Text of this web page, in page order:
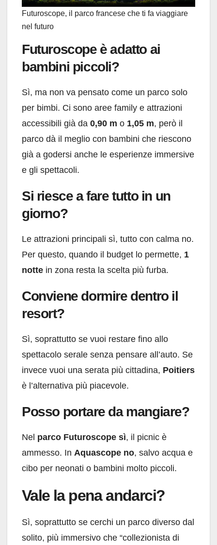
Futuroscope, il parco francese che ti fa viaggiare
nel futuro
Futuroscope è adatto ai
bambini piccoli?
Sì, ma non va pensato come un parco solo
per bimbi. Ci sono aree family e attrazioni
accessibili già da 0,90 m o 1,05 m, però il
parco dà il meglio con bambini che riescono
già a godersi anche le esperienze immersive
e gli spettacoli.
Si riesce a fare tutto in un
giorno?
Le attrazioni principali sì, tutto con calma no.
Per questo, quando il budget lo permette, 1
notte in zona resta la scelta più furba.
Conviene dormire dentro il
resort?
Sì, soprattutto se vuoi restare fino allo
spettacolo serale senza pensare all’auto. Se
invece vuoi una serata più cittadina, Poitiers
è l’alternativa più piacevole.
Posso portare da mangiare?
Nel parco Futuroscope sì, il picnic è
ammesso. In Aquascope no, salvo acqua e
cibo per neonati o bambini molto piccoli.
Vale la pena andarci?
Sì, soprattutto se cerchi un parco diverso dal
solito, più immersivo che “collezionista di